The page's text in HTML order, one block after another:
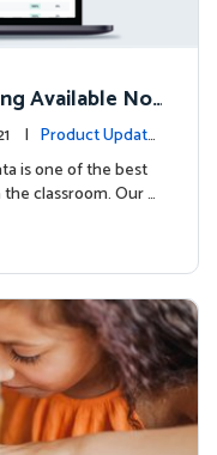
Available No
| Product Update
is one of the best
classroom. Our …